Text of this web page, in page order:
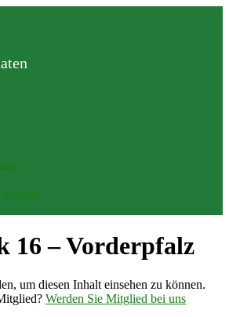
16 – Vorderpfalz
um diesen Inhalt einsehen zu können.
Werden Sie Mitglied bei uns